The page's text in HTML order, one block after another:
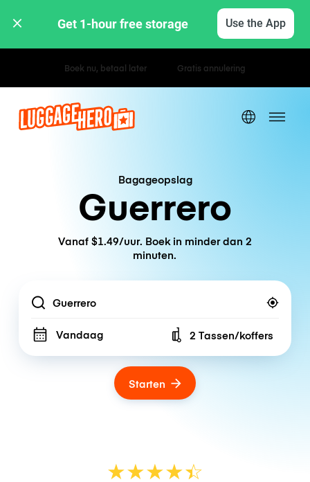
Get 1-hour free storage Use the App
Uur- / dagtarieven
Bagageopslag
Guerrero
Vanaf $1.49/uur. Boek in minder dan 2
minuten.
Location
Vandaag Number of bags
2 Tassen/koffers
Starten
★★★★☆
★